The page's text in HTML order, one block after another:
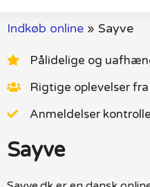
Indkøb online » Sayve
Pålidelige og
Rigtige oplevelser
Anmeldelser
Sayve